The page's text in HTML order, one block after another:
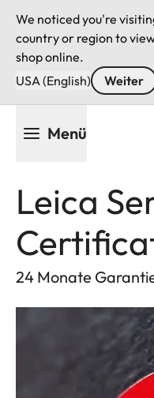
We noticed you're
country or region to
shop online.
USA (English)
Weiter
Menü
Leica
24 Monate